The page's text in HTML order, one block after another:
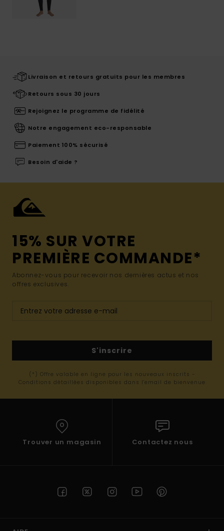
Livraison et retours gratuits pour les membres
Retours sous 30 jours
Rejoignez le programme de fidélité
Notre engagement eco-responsable
Paiement 100% sécurisé
Besoin d'aide ?
15% SUR VOTRE
PREMIÈRE COMMANDE*
Abonnez-vous pour recevoir nos dernières actus et nos
offres exclusives.
S'inscrire
(*) Offre valable en ligne pour les nouveaux inscrits -
Conditions détaillées disponibles dans l'email de bienvenue
Trouver un magasin Contactez nous